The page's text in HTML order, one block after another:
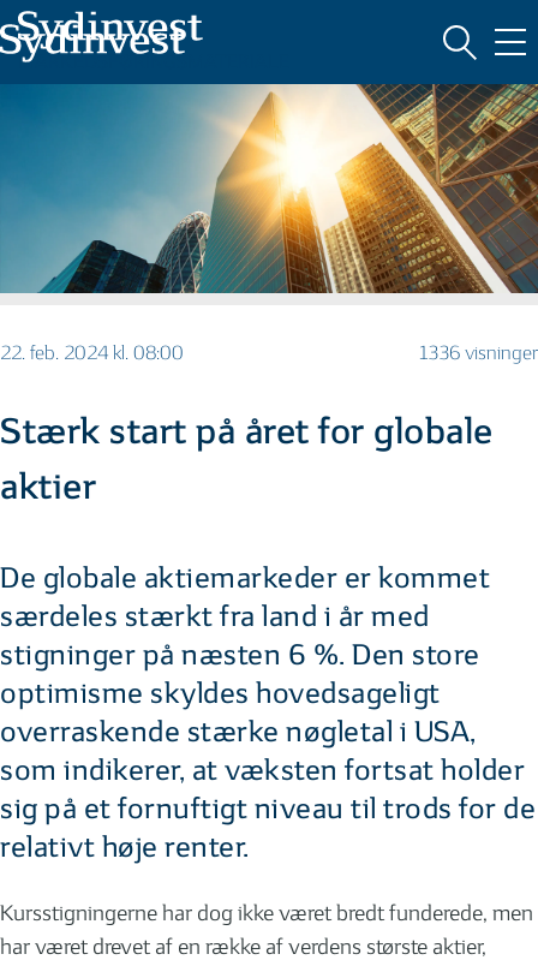
MARKEDSFØRINGSMATERIALE
22. feb. 2024 kl. 08:00 1336 visninger
Stærk start på året for globale
aktier
De globale aktiemarkeder er kommet
særdeles stærkt fra land i år med
stigninger på næsten 6 %. Den store
optimisme skyldes hovedsageligt
overraskende stærke nøgletal i USA,
som indikerer, at væksten fortsat holder
sig på et fornuftigt niveau til trods for de
relativt høje renter.
Kursstigningerne har dog ikke været bredt funderede, men
har været drevet af en række af verdens største aktier,